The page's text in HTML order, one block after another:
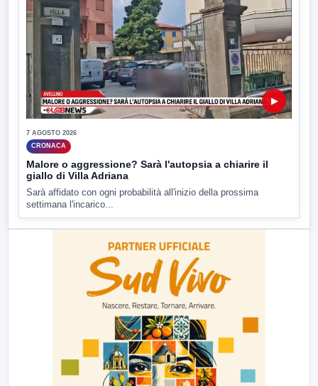
▶
7 AGOSTO 2026
CRONACA
Malore o aggressione? Sarà l'autopsia a chiarire il
giallo di Villa Adriana
Sarà affidato con ogni probabilità all'inizio della prossima
settimana l'incarico...